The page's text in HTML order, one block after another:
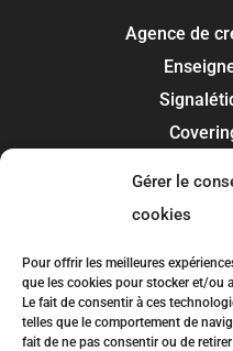
Gérer le
cookies
Pour offrir les meilleures
que les cookies pour stocker et/ou
Le fait de consentir à ces
telles que le comportement de
fait de ne pas consentir ou de
Agence de